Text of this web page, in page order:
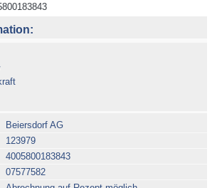
Beiersdorf AG
123979
4005800183843
07577582